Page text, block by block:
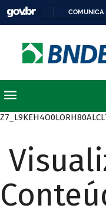
COMUNICA